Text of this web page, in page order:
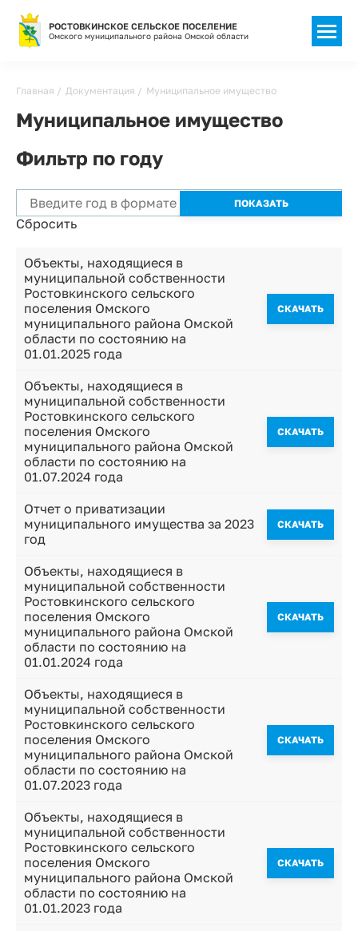
РОСТОВКИНСКОЕ СЕЛЬСКОЕ ПОСЕЛЕНИЕ
Омского муниципального района Омской области
Строка
навигации
Главная Документация Муниципальное имущество
Муниципальное имущество
Фильтр по году
Сбросить
Объекты, находящиеся в
муниципальной собственности
Ростовкинского сельского
поселения Омского
муниципального района Омской
области по состоянию на
01.01.2025 года
CКАЧАТЬ
Объекты, находящиеся в
муниципальной собственности
Ростовкинского сельского
поселения Омского
муниципального района Омской
области по состоянию на
01.07.2024 года
CКАЧАТЬ
Отчет о приватизации
муниципального имущества за 2023
год
CКАЧАТЬ
Объекты, находящиеся в
муниципальной собственности
Ростовкинского сельского
поселения Омского
муниципального района Омской
области по состоянию на
01.01.2024 года
CКАЧАТЬ
Объекты, находящиеся в
муниципальной собственности
Ростовкинского сельского
поселения Омского
муниципального района Омской
области по состоянию на
01.07.2023 года
CКАЧАТЬ
Объекты, находящиеся в
муниципальной собственности
Ростовкинского сельского
поселения Омского
муниципального района Омской
области по состоянию на
01.01.2023 года
CКАЧАТЬ